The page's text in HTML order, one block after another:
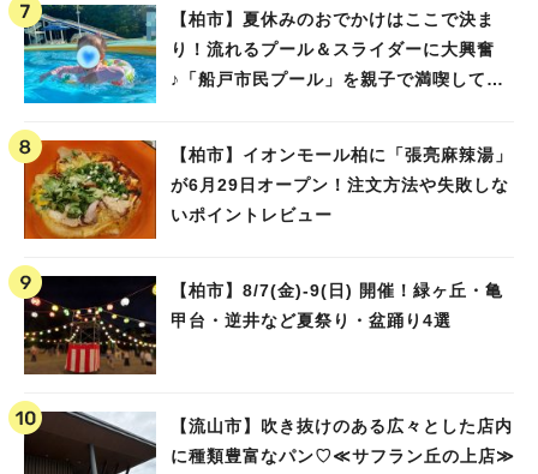
【柏市】夏休みのおでかけはここで決ま
り！流れるプール＆スライダーに大興奮
♪「船戸市民プール」を親子で満喫してき
【柏市】イオンモール柏に「張亮麻辣湯」
が6月29日オープン！注文方法や失敗しな
いポイントレビュー
【柏市】8/7(金)‐9(日) 開催！緑ヶ丘・亀
甲台・逆井など夏祭り・盆踊り4選
【流山市】吹き抜けのある広々とした店内
に種類豊富なパン♡≪サフラン丘の上店≫